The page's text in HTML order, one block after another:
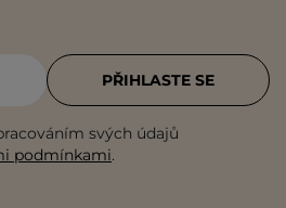
svých údajů
podmínkami.
PŘIHLASTE SE